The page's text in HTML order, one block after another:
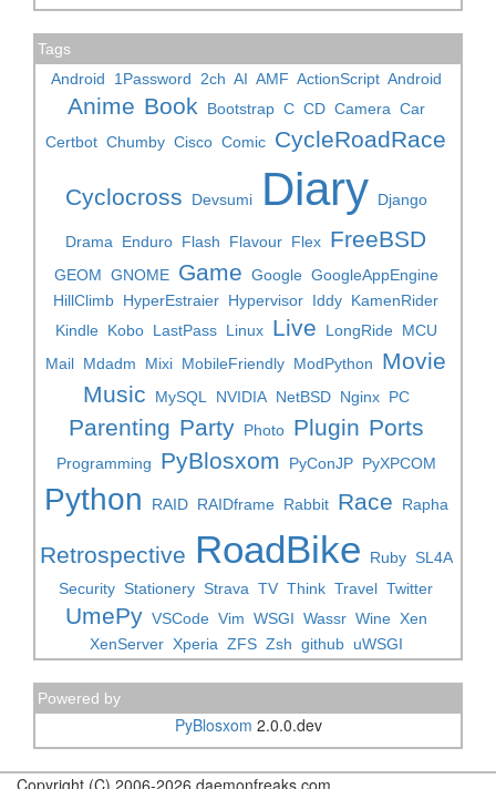
Tags
Android
1Password 2ch AI AMF ActionScript Android
Anime Book Bootstrap C CD Camera Car
Certbot Chumby Cisco Comic CycleRoadRace
Cyclocross Devsumi Diary Django
Drama Enduro Flash Flavour Flex FreeBSD
GEOM GNOME Game Google GoogleAppEngine
HillClimb HyperEstraier Hypervisor Iddy KamenRider
Kindle Kobo LastPass Linux Live LongRide MCU
Mail Mdadm Mixi MobileFriendly ModPython
Movie
Music
MySQL NVIDIA NetBSD Nginx PC
Parenting Party Photo Plugin Ports
Programming PyBlosxom PyConJP PyXPCOM
Python RAID RAIDframe Rabbit Race Rapha
Retrospective RoadBike Ruby SL4A
Security Stationery Strava TV Think Travel Twitter
UmePy VSCode Vim WSGI Wassr Wine Xen
XenServer Xperia ZFS Zsh github uWSGI
Powered by
PyBlosxom 2.0.0.dev
Copyright (C) 2006-2026 daemonfreaks.com